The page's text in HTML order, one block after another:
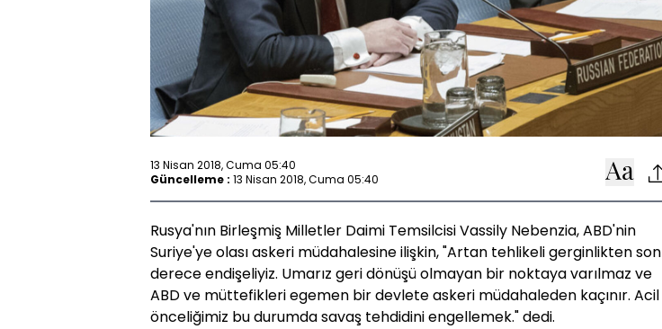
13 Nisan 2018, Cuma 05:40
Güncelleme : 13 Nisan 2018, Cuma 05:40
Rusya'nın Birleşmiş Milletler Daimi Temsilcisi Vassily Nebenzia, ABD'nin
Suriye'ye olası askeri müdahalesine ilişkin, "Artan tehlikeli gerginlikten son
derece endişeliyiz. Umarız geri dönüşü olmayan bir noktaya varılmaz ve
ABD ve müttefikleri egemen bir devlete askeri müdahaleden kaçınır. Acil
önceliğimiz bu durumda savaş tehdidini engellemek." dedi.